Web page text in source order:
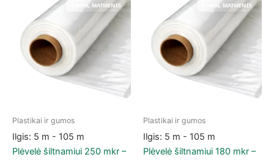
PAGAL MATMENIS
Plastikai ir gumos
Plėvelė šiltnamiui 250 mkr –
Ilgis: 5 m - 105 m
PAGAL MATMENIS
Plastikai ir gumos
Plėvelė šiltnamiui 180 mkr –
Ilgis: 5 m - 105 m